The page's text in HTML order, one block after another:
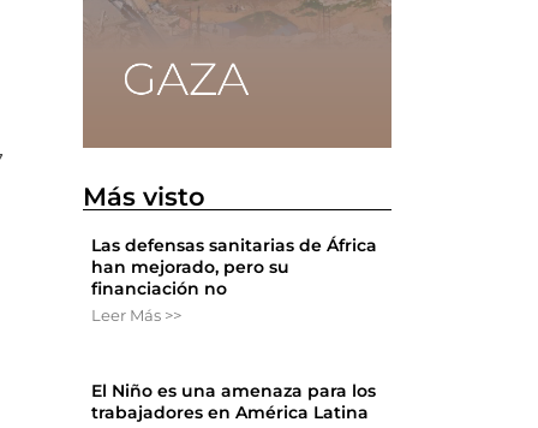
Más visto
Las defensas sanitarias de África
han mejorado, pero su
financiación no
Leer Más >>
El Niño es una amenaza para los
trabajadores en América Latina